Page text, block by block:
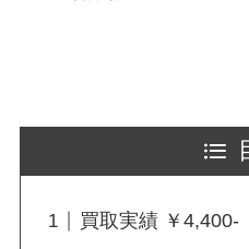
買取実績 ￥4,400-